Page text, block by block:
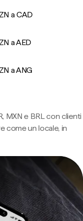
a CAD
a AED
a ANG
MXN e BRL con clienti
come un locale, in